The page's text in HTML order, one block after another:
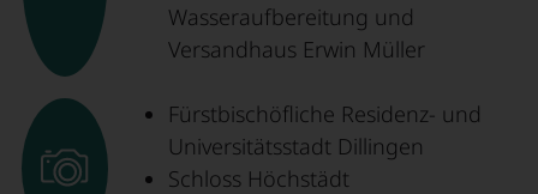
Wasseraufbereitung und
Versandhaus Erwin Müller
Fürstbischöfliche Residenz- und
Universitätsstadt Dillingen
Schloss Höchstädt